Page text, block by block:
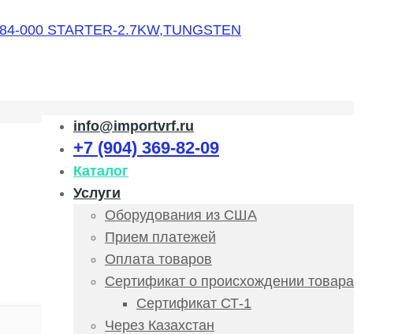
info@importvrf.ru
+7 (904) 369-82-09
Каталог
Услуги
Оборудования из США
Прием платежей
Оплата товаров
Сертификат о происхождении товара
Сертификат СТ-1
Через Казахстан